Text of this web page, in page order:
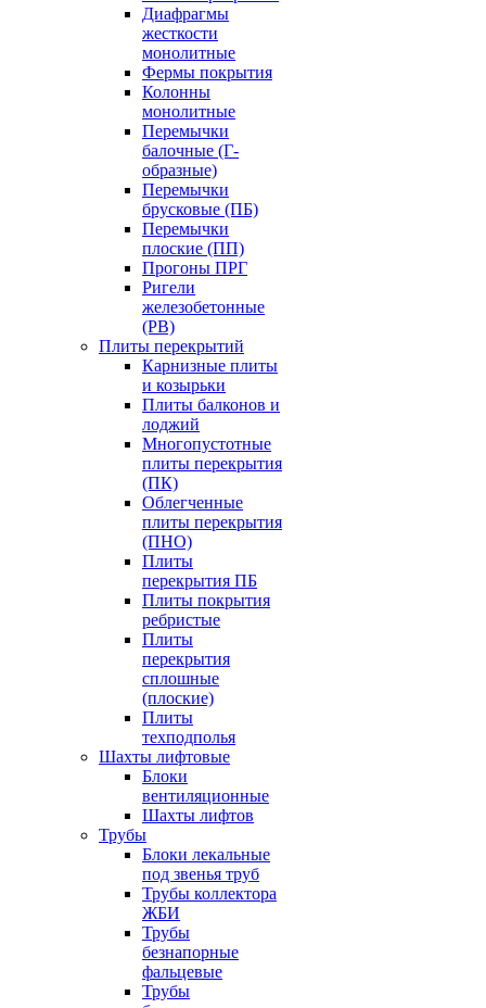
Диафрагмы
жесткости
монолитные
Фермы покрытия
Колонны
монолитные
Перемычки
балочные (Г-
образные)
Перемычки
брусковые (ПБ)
Перемычки
плоские (ПП)
Прогоны ПРГ
Ригели
железобетонные
(РВ)
Плиты перекрытий
Карнизные плиты
и козырьки
Плиты балконов и
лоджий
Многопустотные
плиты перекрытия
(ПК)
Облегченные
плиты перекрытия
(ПНО)
Плиты
перекрытия ПБ
Плиты покрытия
ребристые
Плиты
перекрытия
сплошные
(плоские)
Плиты
техподполья
Шахты лифтовые
Блоки
вентиляционные
Шахты лифтов
Трубы
Блоки лекальные
под звенья труб
Трубы коллектора
ЖБИ
Трубы
безнапорные
фальцевые
Трубы